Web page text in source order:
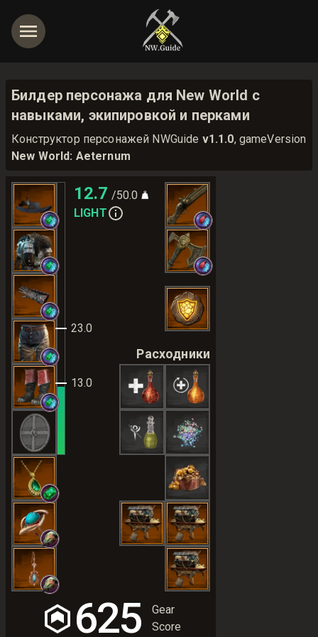
Билдер персонажа для New World с
навыками, экипировкой и перками
Конструктор персонажей NWGuide v1.1.0, gameVersion
New World: Aeternum
13.0
23.0
12.7 /50.0
LIGHT
Расходники
625
Gear
Score